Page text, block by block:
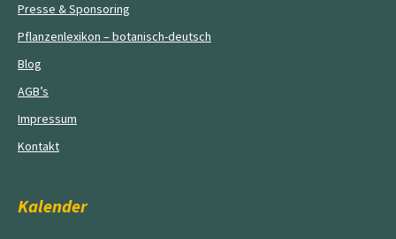
Presse & Sponsoring
Pflanzenlexikon – botanisch-deutsch
Blog
AGB’s
Impressum
Kontakt
Kalender